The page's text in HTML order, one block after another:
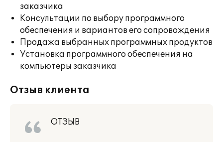
заказчика
Консультации по выбору программного
обеспечения и вариантов его сопровождения
Продажа выбранных программных продуктов
Установка программного обеспечения на
компьютеры заказчика
Отзыв клиента
ОТЗЫВ